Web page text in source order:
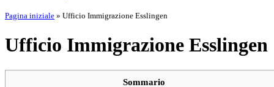
Pagina iniziale » Ufficio Immigrazione Esslingen
Ufficio Immigrazione Esslingen
Sommario